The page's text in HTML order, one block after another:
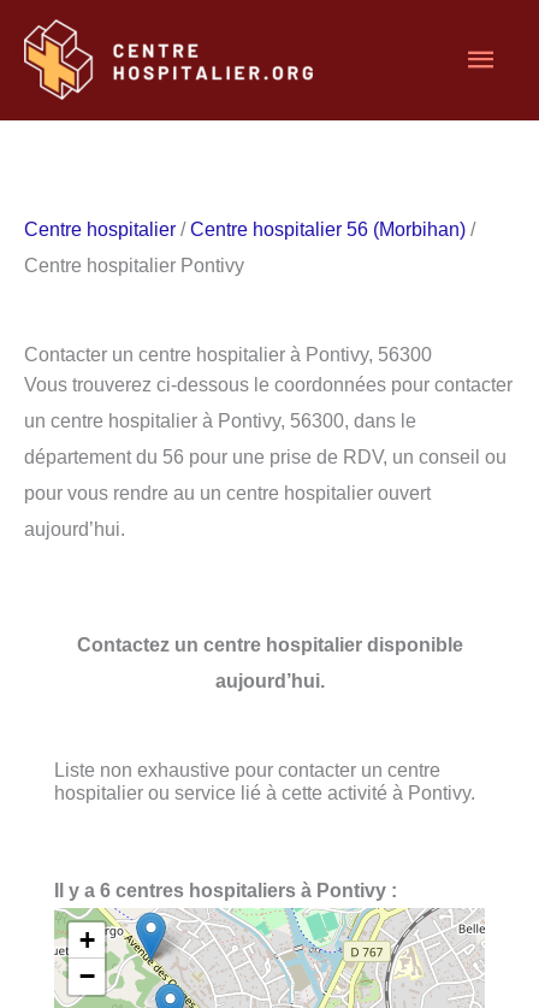
contenu
Centre hospitalier /Centre hospitalier 56 (Morbihan) /
Centre hospitalier Pontivy
Contacter un centre hospitalier à Pontivy, 56300
Vous trouverez ci-dessous le coordonnées pour contacter
un centre hospitalier à Pontivy, 56300, dans le
département du 56 pour une prise de RDV, un conseil ou
pour vous rendre au un centre hospitalier ouvert
aujourd’hui.
Contactez un centre hospitalier disponible
aujourd’hui.
Liste non exhaustive pour contacter un centre
hospitalier ou service lié à cette activité à Pontivy.
Il y a 6 centres hospitaliers à Pontivy :
+
−